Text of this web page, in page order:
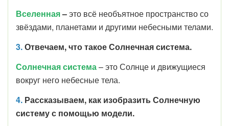
Вселенная–это всё необъятное пространство со
звёздами, планетами и другими небесными телами.
3.Отвечаем, что такое Солнечная система.
Солнечная система– это Солнце и движущиеся
вокруг него небесные тела.
4. Рассказываем, как изобразить Солнечную
систему с помощью модели.